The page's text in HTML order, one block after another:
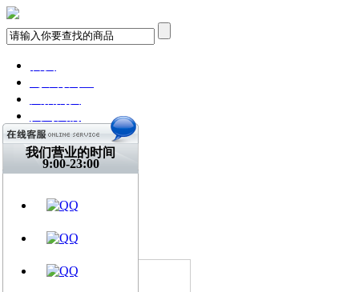
关注微博
视频网站
文章资讯
交流平台
乐器周边
所有分类
我们营业的时间
9:00-23:00